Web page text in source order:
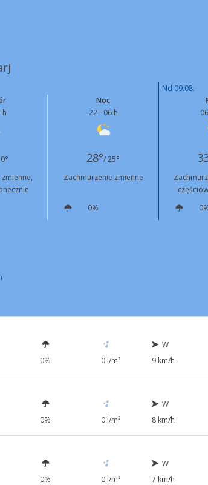
Nd 09.08.
h
Noc
22 - 06 h
28°/ 25°
Zachmurzenie zmienne
0%
0% 0 l/m²
W
9 km/h
0% 0 l/m²
W
8 km/h
0% 0 l/m²
W
7 km/h